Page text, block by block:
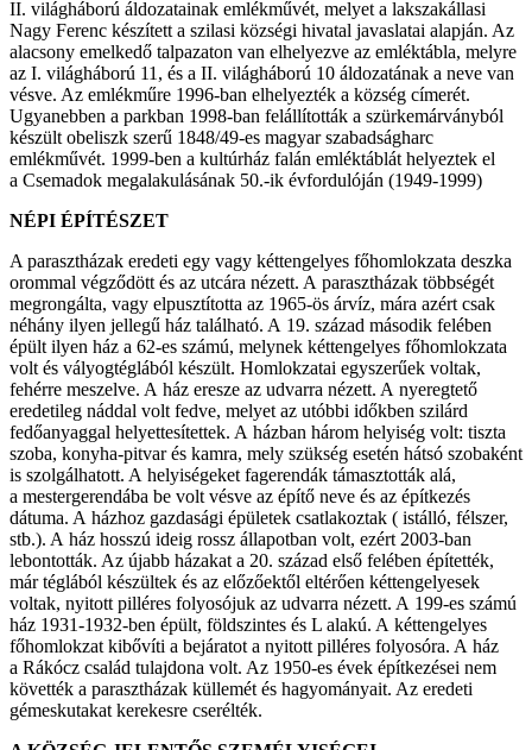
II. világháború áldozatainak emlékművét, melyet a lakszakállasi
Nagy Ferenc készített a szilasi községi hivatal javaslatai alapján. Az
alacsony emelkedő talpazaton van elhelyezve az emléktábla, melyre
az I. világháború 11, és a II. világháború 10 áldozatának a neve van
vésve. Az emlékműre 1996-ban elhelyezték a község címerét.
Ugyanebben a parkban 1998-ban felállították a szürkemárványból
készült obeliszk szerű 1848/49-es magyar szabadságharc
emlékművét. 1999-ben a kultúrház falán emléktáblát helyeztek el
a Csemadok megalakulásának 50.-ik évfordulóján (1949-1999)
NÉPI ÉPÍTÉSZET
A parasztházak eredeti egy vagy kéttengelyes főhomlokzata deszka
orommal végződött és az utcára nézett. A parasztházak többségét
megrongálta, vagy elpusztította az 1965-ös árvíz, mára azért csak
néhány ilyen jellegű ház található. A 19. század második felében
épült ilyen ház a 62-es számú, melynek kéttengelyes főhomlokzata
volt és vályogtéglából készült. Homlokzatai egyszerűek voltak,
fehérre meszelve. A ház eresze az udvarra nézett. A nyeregtető
eredetileg náddal volt fedve, melyet az utóbbi időkben szilárd
fedőanyaggal helyettesítettek. A házban három helyiség volt: tiszta
szoba, konyha-pitvar és kamra, mely szükség esetén hátsó szobaként
is szolgálhatott. A helyiségeket fagerendák támasztották alá,
a mestergerendába be volt vésve az építő neve és az építkezés
dátuma. A házhoz gazdasági épületek csatlakoztak ( istálló, félszer,
stb.). A ház hosszú ideig rossz állapotban volt, ezért 2003-ban
lebontották. Az újabb házakat a 20. század első felében építették,
már téglából készültek és az előzőektől eltérően kéttengelyesek
voltak, nyitott pilléres folyosójuk az udvarra nézett. A 199-es számú
ház 1931-1932-ben épült, földszintes és L alakú. A kéttengelyes
főhomlokzat kibővíti a bejáratot a nyitott pilléres folyosóra. A ház
a Rákócz család tulajdona volt. Az 1950-es évek építkezései nem
követték a parasztházak küllemét és hagyományait. Az eredeti
gémeskutakat kerekesre cserélték.